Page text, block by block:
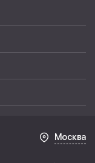
Москва